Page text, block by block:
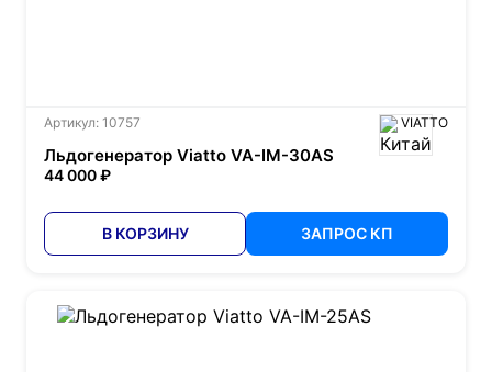
Артикул: 10757 VIATTO
Льдогенератор Viatto VA-IM-30AS
44 000 ₽
В КОРЗИНУ ЗАПРОС КП